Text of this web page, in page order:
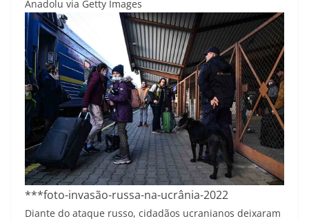
Anadolu via Getty Images
***foto-invasão-russa-na-ucrânia-2022
Diante do ataque russo, cidadãos ucranianos deixaram